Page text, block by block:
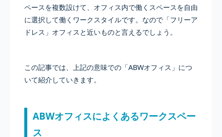
ペースを複数設けて、オフィス内で働くスペースを自由
に選択して働くワークスタイルです。なので「フリーア
ドレス」オフィスと近いものと言えるでしょう。
この記事では、上記の意味での「ABWオフィス」につ
いて紹介していきます。
ABWオフィスによくあるワークスペー
ス